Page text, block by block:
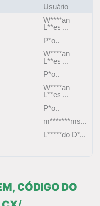
Usuário
W****an
L**es ...
P*o...
W****an
L**es ...
P*o...
W****an
L**es ...
P*o...
m*******ms...
L*****do D*...
CÓDIGO DO